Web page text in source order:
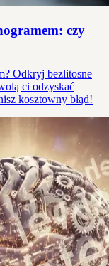
czy
Odkryj bezlitosne
ci odzyskać
kosztowny błąd!